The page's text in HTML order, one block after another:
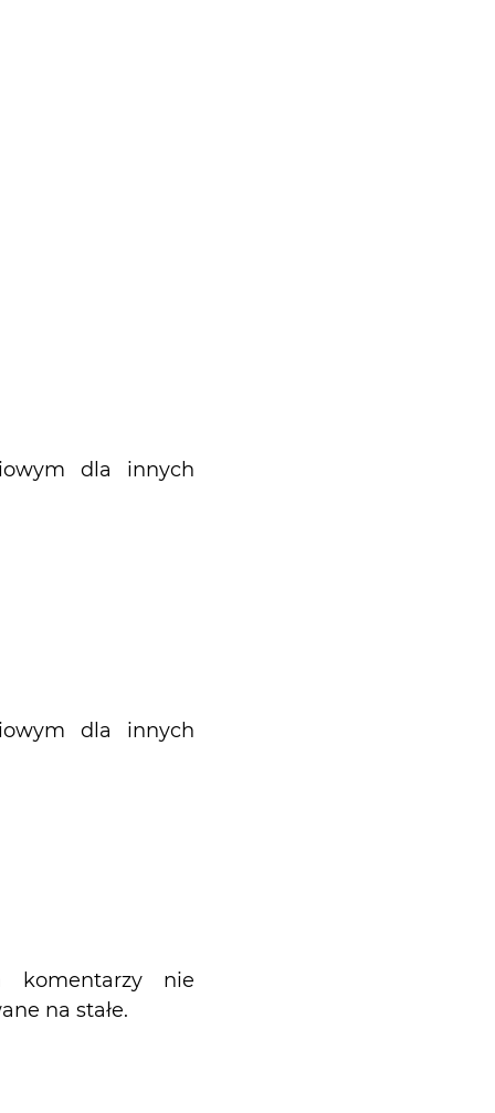
dla innych
dla innych
komentarzy nie
na stałe.